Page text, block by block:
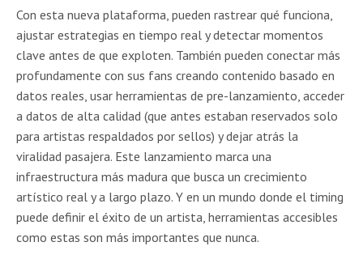
Con esta nueva plataforma, pueden rastrear qué funciona,
ajustar estrategias en tiempo real y detectar momentos
clave antes de que exploten. También pueden conectar más
profundamente con sus fans creando contenido basado en
datos reales, usar herramientas de pre-lanzamiento, acceder
a datos de alta calidad (que antes estaban reservados solo
para artistas respaldados por sellos) y dejar atrás la
viralidad pasajera. Este lanzamiento marca una
infraestructura más madura que busca un crecimiento
artístico real y a largo plazo. Y en un mundo donde el timing
puede definir el éxito de un artista, herramientas accesibles
como estas son más importantes que nunca.